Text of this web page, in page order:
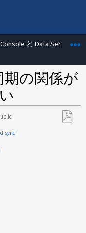
りたたむ
と Data Services
期の関係が
sync